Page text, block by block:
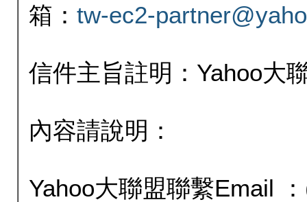
箱： tw-ec2-
信件主旨註明：Yahoo大
內容請說明：
Yahoo大聯盟聯繫Email